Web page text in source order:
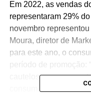
Em 2022, as vendas
representaram 29%
novembro
Moura, diretor de
para este ano, o
período de promoção:
cautelosa com os
consumir itens